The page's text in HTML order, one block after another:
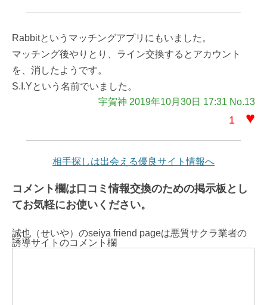
Rabbitというマッチングアプリにもいました。
マッチング後やりとり、ライン交換するとアカウント
を、消したようです。
S.I.Yという名前でいました。
宇賀神 2019年10月30日 17:31 No.13
1 ♥
相手探しは出会える優良サイト情報へ
コメント欄は口コミ情報交換のための掲示板とし
てお気軽にお使いください。
誠也（せいや）のseiya friend pageは悪質サクラ業者の
誘導サイトのコメント欄